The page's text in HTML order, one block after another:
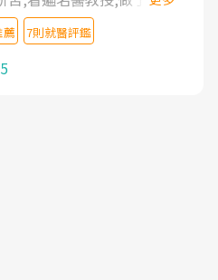
醫針灸及物理徒手治療都
痛藥都效果有限,只是壓
失眠嚴重影響生活品質.
才主任是頸頭症候群專
薦 7則就醫評鑑